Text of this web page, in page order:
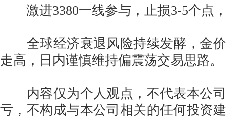
激进3380一线参与，止损3-5个点，
全球经济衰退风险持续发酵，金价
走高，日内谨慎维持偏震荡交易思路。
内容仅为个人观点，不代表本公司
亏，不构成与本公司相关的任何投资